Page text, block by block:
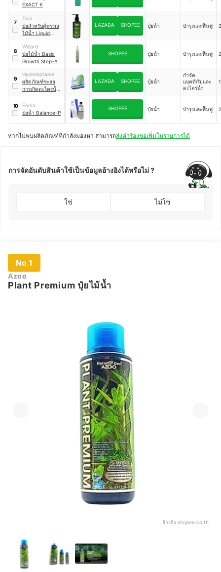
EXACT K
7
Tara
ปุ๋ยสำหรับตู้พรรณ
ไม้น้ำ Liquid
LAZADA SHOPEE ปุ๋ยน้ำ บำรุงและฟื้นฟู
8
Wizard
ปุ๋ยไม้น้ำ Basic
Growth Step-A
SHOPEE ปุ๋ยน้ำ บำรุงและฟื้นฟู
9
Hydrobotanie
ผลิตภัณฑ์ชะลอ
การเกิดตะไคร่นํ้า
LAZADA SHOPEE ปุ๋ยน้ำ
กำจัด
แบคทีเรียและ
ตะไคร่น้ำ
10
Ferka
ปุ๋ยน้ำ Balance-P
SHOPEE ปุ๋ยน้ำ บำรุงและฟื้นฟู
หากไม่พบผลิตภัณฑ์ที่กำลังมองหา สามารถส่งคำร้องขอเพิ่มในรายการได้
การจัดอันดับสินค้าใช้เป็นข้อมูลอ้างอิงได้หรือไม่ ?
ใช่ ไม่ใช่
No.1
Azoo
Plant Premium ปุ๋ยไม้น้ำ
อ้างอิง:shopee.co.th